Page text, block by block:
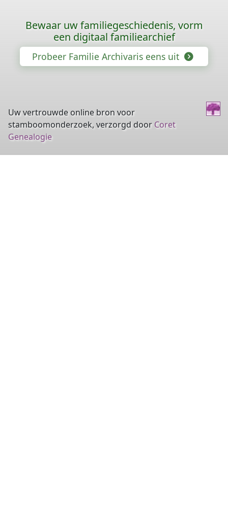
Bewaar uw familiegeschiedenis, vorm
een digitaal familiearchief
Probeer Familie Archivaris eens uit
Uw vertrouwde online bron voor
stamboomonderzoek, verzorgd door Coret
Genealogie